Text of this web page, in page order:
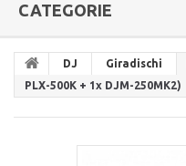
CATEGORIE
DJ Giradischi
PLX-500K + 1x DJM-250MK2)